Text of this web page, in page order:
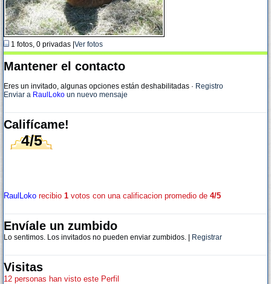
1 fotos, 0 privadas | Ver fotos
Mantener el contacto
Eres un invitado, algunas opciones están deshabilitadas · Registro
Enviar a RaulLoko un nuevo mensaje
Califícame!
4/5
RaulLoko recibio 1 votos con una calificacion promedio de 4/5
Envíale un zumbido
Lo sentimos. Los invitados no pueden enviar zumbidos. | Registrar
Visitas
12 personas han visto este Perfil